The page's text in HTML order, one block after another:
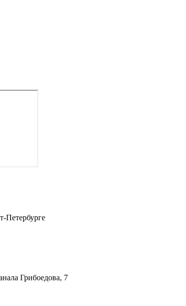
Петербурге
Грибоедова, 7